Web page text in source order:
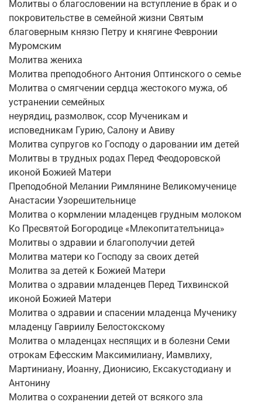
Молитвы о благословении на вступление в брак и о
покровительстве в семейной жизни Святым
благоверным князю Петру и княгине Февронии
Муромским
Молитва жениха
Молитва преподобного Антония Оптинского о семье
Молитва о смягчении сердца жестокого мужа, об
устранении семейных
неурядиц, размолвок, ссор Мученикам и
исповедникам Гурию, Салону и Авиву
Молитва супругов ко Господу о даровании им детей
Молитвы в трудных родах Перед Феодоровской
иконой Божией Матери
Преподобной Мелании Римлянине Великомученице
Анастасии Узорешительнице
Молитва о кормлении младенцев грудным молоком
Ко Пресвятой Богородице «Млекопитателъница»
Молитвы о здравии и благополучии детей
Молитва матери ко Господу за своих детей
Молитва за детей к Божией Матери
Молитва о здравии младенцев Перед Тихвинской
иконой Божией Матери
Молитва о здравии и спасении младенца Мученику
младенцу Гавриилу Белостокскому
Молитва о младенцах неспящих и в болезни Семи
отрокам Ефесским Максимилиану, Иамвлиху,
Мартиниану, Иоанну, Дионисию, Ексакустодиану и
Антонину
Молитва о сохранении детей от всякого зла